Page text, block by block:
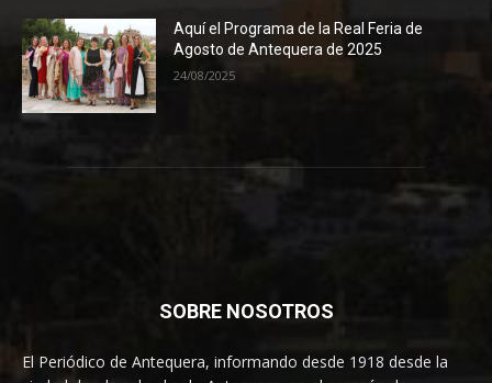
Aquí el Programa de la Real Feria de
Agosto de Antequera de 2025
24/08/2025
SOBRE NOSOTROS
El Periódico de Antequera, informando desde 1918 desde la